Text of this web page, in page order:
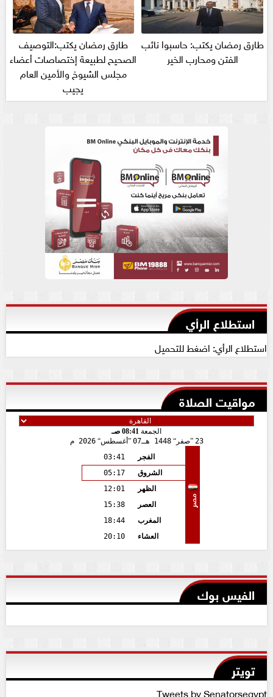
طارق رمضان يكتب: حاسبوا نائب
الفتن ومحارب الخير
طارق رمضان يكتب:التوصيف
الصحيح لطبيعة إختصاصات أعضاء
مجلس الشيوخ والأمين العام
يجيب
استطلاع الرأي
استطلاع الرأي: اضغط للتحميل
مواقيت الصلاة
الجمعة 08:41 صـ
23
صفر 1448 هـ 07 أغسطس 2026 م
مصر
الفجر
03:41
الشروق
05:17
الظهر
12:01
العصر
15:38
المغرب
18:44
العشاء
20:10
الفيس بوك
تويتر
Tweets by Senatorsegypt